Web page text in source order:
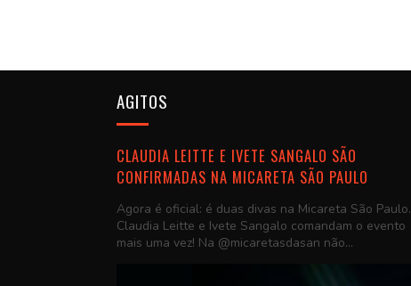
AGITOS
CLAUDIA LEITTE E IVETE SANGALO SÃO
CONFIRMADAS NA MICARETA SÃO PAULO
Agora é oficial: é duas divas na Micareta São Paulo.
Claudia Leitte e Ivete Sangalo comandam o evento
mais uma vez! Na @micaretasdasan não...